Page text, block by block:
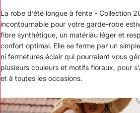
La robe d’été longue à fente - Collection
incontournable pour votre garde-robe
fibre synthétique, un matériau léger et
confort optimal. Elle se ferme par un
ni fermetures éclair qui pourraient vous
plusieurs couleurs et motifs floraux, pour
et à toutes les occasions.